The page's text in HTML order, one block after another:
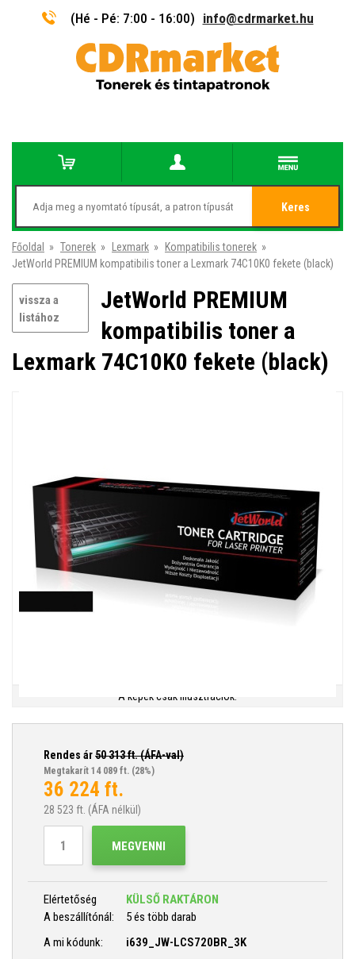
(Hé - Pé: 7:00 - 16:00) info@cdrmarket.hu
Keres
Főoldal » Tonerek » Lexmark » Kompatibilis tonerek »
JetWorld PREMIUM kompatibilis toner a Lexmark 74C10K0 fekete (black)
vissza a
listához
JetWorld PREMIUM
kompatibilis toner a
Lexmark 74C10K0 fekete (black)
A képek csak illusztrációk.
Rendes ár50 313ft. (ÁFA-val)
Megtakarít 14 089 ft. (28%)
36 224 ft.
28 523 ft. (ÁFA nélkül)
MEGVENNI
Elértetőség
KÜLSŐ RAKTÁRON
A beszállítónál:
5 és több darab
A mi kódunk:
i639_JW-LCS720BR_3K